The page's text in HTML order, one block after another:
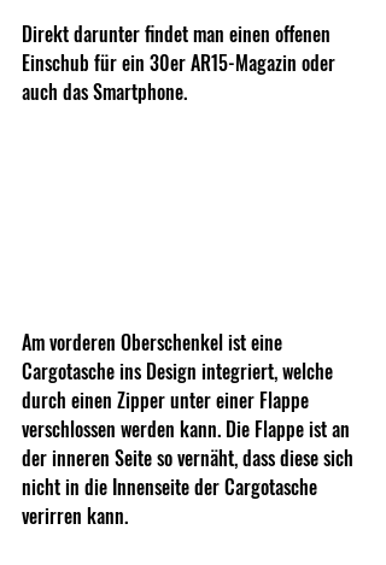
Direkt darunter findet man einen offenen
Einschub für ein 30er AR15-Magazin oder
auch das Smartphone.
Am vorderen Oberschenkel ist eine
Cargotasche ins Design integriert, welche
durch einen Zipper unter einer Flappe
verschlossen werden kann. Die Flappe ist an
der inneren Seite so vernäht, dass diese sich
nicht in die Innenseite der Cargotasche
verirren kann.